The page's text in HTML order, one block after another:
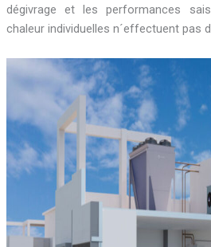
dégivrage et les performances
chaleur individuelles n´effectuent pas